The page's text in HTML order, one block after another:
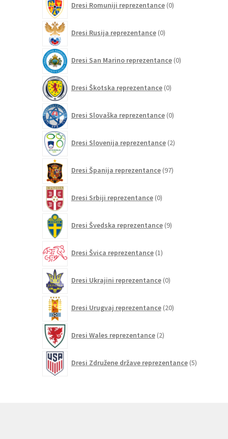
Dresi Romuniji reprezentance 0izdelkov
Dresi Rusija reprezentance 0izdelkov
Dresi San Marino reprezentance 0izdelkov
Dresi Škotska reprezentance 0izdelkov
Dresi Slovaška reprezentance 0izdelkov
Dresi Slovenija reprezentance 2izdelka
Dresi Španija reprezentance 97izdelkov
Dresi Srbiji reprezentance 0izdelkov
Dresi Švedska reprezentance 9izdelkov
Dresi Švica reprezentance 1izdelek
Dresi Ukrajini reprezentance 0izdelkov
Dresi Urugvaj reprezentance 20izdelkov
Dresi Wales reprezentance 2izdelka
Dresi Združene države reprezentance 5izdelkov